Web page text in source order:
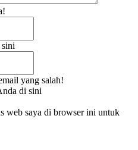
sini
yang salah!
di sini
web saya di browser ini untuk